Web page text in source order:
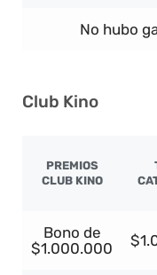
No hubo
Club Kino
PREMIOS
CLUB KINO
Bono de
$1.000.000